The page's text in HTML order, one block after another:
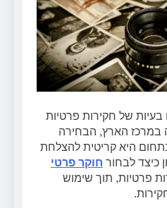
של חקירות פרטיות
במרכז הארץ, הבחירה
היא קריטית להצלחת
כיצד לבחור חוקר פרטי
פרטיות, תוך שימוש